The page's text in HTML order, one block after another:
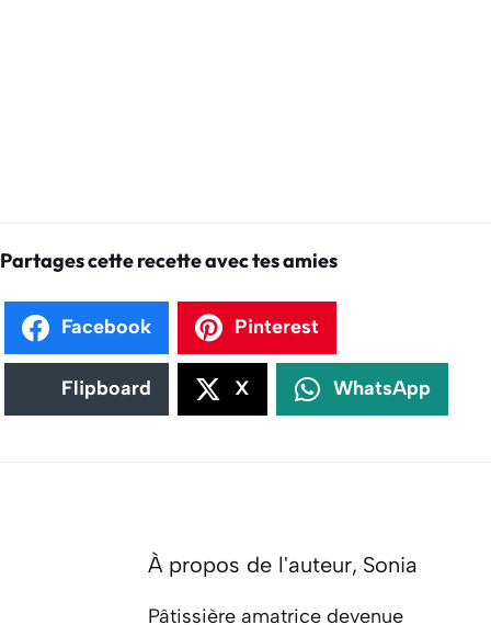
Partages cette recette avec tes amies
Facebook Pinterest
Flipboard X WhatsApp
À propos de l'auteur, Sonia
Pâtissière amatrice devenue